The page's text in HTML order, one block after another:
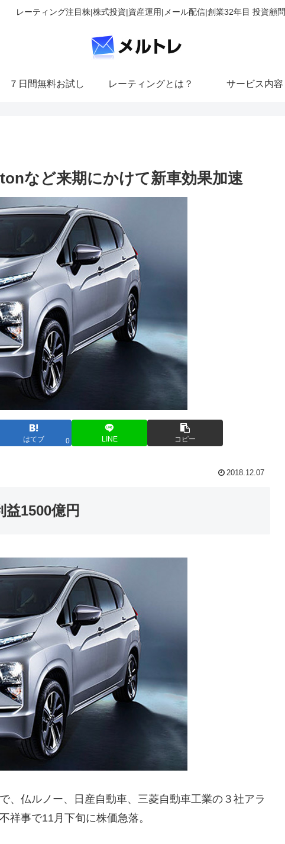
レーティング注目株|株式投資|資産運用|メール配信|創業32年目 投資顧問
７日間無料お試し レーティングとは？ サービス内容
など来期にかけて新車効果加速
はてブ 0 LINE コピー
2018.12.07
益1500億円
、仏ルノー、日産自動車、三菱自動車工業の３社アラ
祥事で11月下旬に株価急落。